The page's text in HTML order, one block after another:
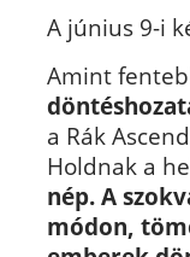
A június 9-i
Amint
a Rák
Holdnak a
nép. A
módon,